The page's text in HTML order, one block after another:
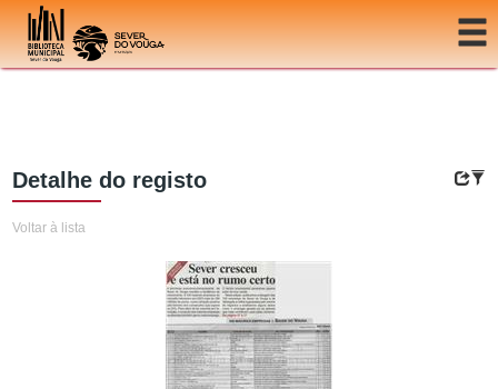
Ir para o conteúdo
Detalhe do registo
Voltar à lista